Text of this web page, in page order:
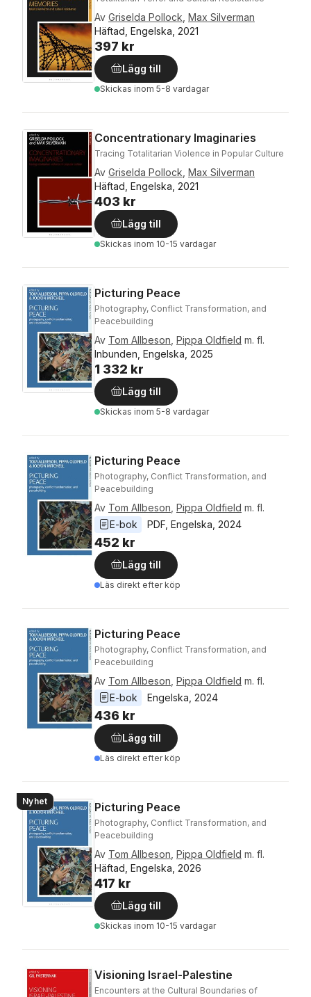
Av Griselda Pollock Max Silverman
Häftad, Engelska, 2021
397 kr
Lägg till
Skickas inom 5-8 vardagar
Concentrationary Imaginaries
Tracing Totalitarian Violence in Popular Culture
Av Griselda Pollock Max Silverman
Häftad, Engelska, 2021
403 kr
Lägg till
Skickas inom 10-15 vardagar
Picturing Peace
Photography, Conflict Transformation, and
Peacebuilding
Av Tom Allbeson Pippa Oldfield m. fl.
Inbunden, Engelska, 2025
1 332 kr
Lägg till
Skickas inom 5-8 vardagar
Picturing Peace
Photography, Conflict Transformation, and
Peacebuilding
Av Tom Allbeson Pippa Oldfield m. fl.
E-bok
PDF Engelska 2024
452 kr
Lägg till
Läs direkt efter köp
Picturing Peace
Photography, Conflict Transformation, and
Peacebuilding
Av Tom Allbeson Pippa Oldfield m. fl.
E-bok
Engelska 2024
436 kr
Lägg till
Läs direkt efter köp
Nyhet Picturing Peace
Photography, Conflict Transformation, and
Peacebuilding
Av Tom Allbeson Pippa Oldfield m. fl.
Häftad, Engelska, 2026
417 kr
Lägg till
Skickas inom 10-15 vardagar
Visioning Israel-Palestine
Encounters at the Cultural Boundaries of